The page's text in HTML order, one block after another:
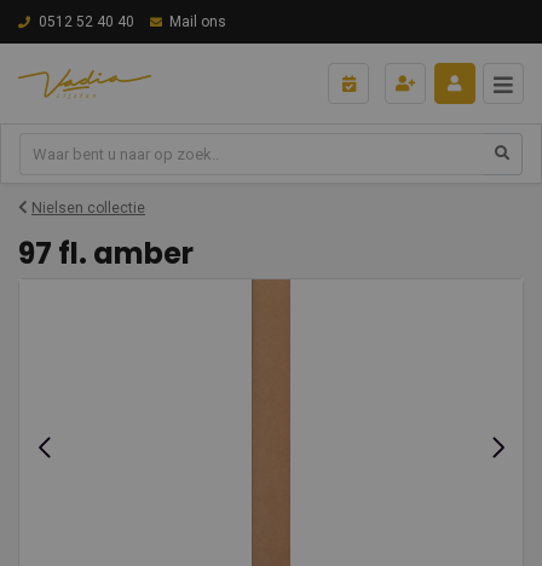
0512 52 40 40 Mail ons
Nielsen collectie
97 fl. amber